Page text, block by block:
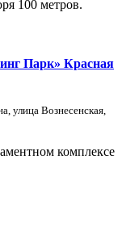
100 метров.
Парк» Красная
улица Вознесенская,
комплексе